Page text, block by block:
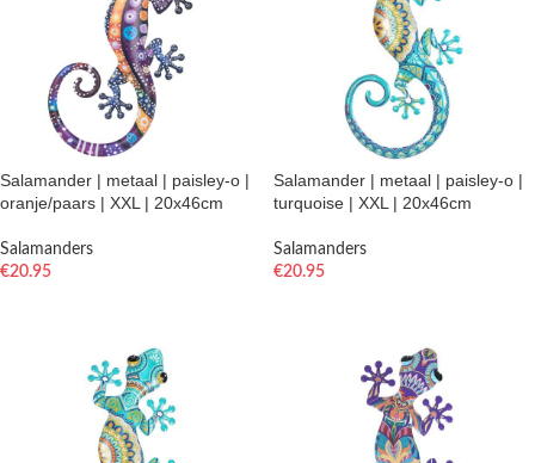
Salamander | metaal | paisley-o |
oranje/paars | XXL | 20x46cm
Salamanders
€20.95
Salamander | metaal | paisley-o |
turquoise | XXL | 20x46cm
Salamanders
€20.95